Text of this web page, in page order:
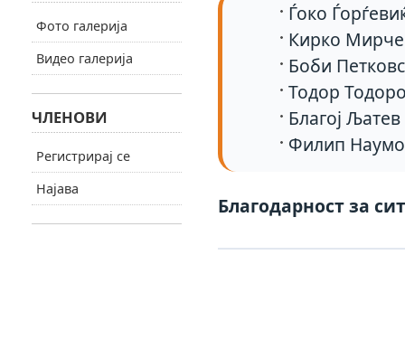
Ѓоко
Кирко
Боби
Тодор
Благој
Филип
Благодарност за
Фото галерија
Видео галерија
ЧЛЕНОВИ
Регистрирај се
Најава